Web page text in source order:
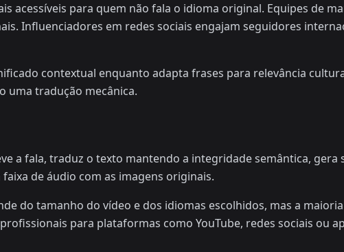
acessíveis para quem não fala o idioma original. Equipes de
Influenciadores em redes sociais engajam seguidores
contextual enquanto adapta frases para relevância
uma tradução mecânica.
a fala, traduz o texto mantendo a integridade semântica, gera
de áudio com as imagens originais.
do tamanho do vídeo e dos idiomas escolhidos, mas a
para plataformas como YouTube, redes sociais ou